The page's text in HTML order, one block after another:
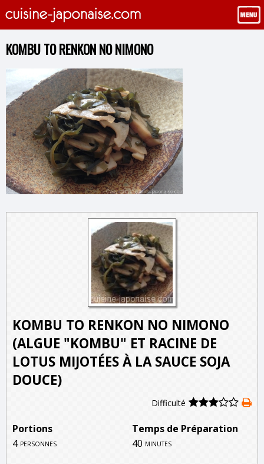
KOMBU TO RENKON NO NIMONO
KOMBU TO RENKON NO NIMONO
(ALGUE "KOMBU" ET RACINE DE
LOTUS MIJOTÉES À LA SAUCE SOJA
DOUCE)
Difficulté
Portions
Temps de Préparation
4 personnes 40 minutes